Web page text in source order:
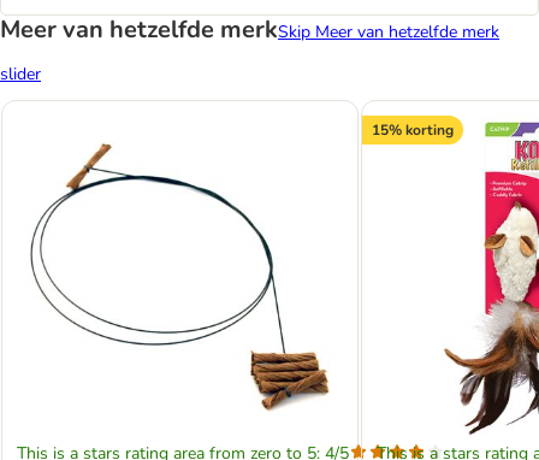
Meer van hetzelfde merkSkip Meer van hetzelfde merk
slider
This is a stars rating area from zero to 5: 4/5
15% korting
This is a stars rating